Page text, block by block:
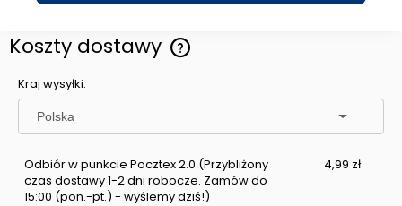
Koszty dostawy
Kraj wysyłki:
Odbiór w punkcie Pocztex 2.0 (Przybliżony
czas dostawy 1-2 dni robocze. Zamów do
15:00 (pon.-pt.) - wyślemy dziś!)
4,99 zł